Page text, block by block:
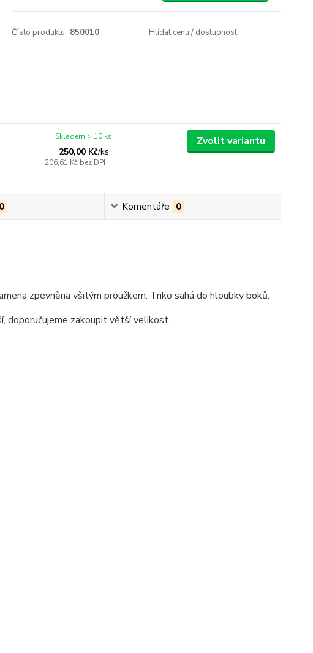
Číslo produktu: 850010 Hlídat cenu / dostupnost
250,00 Kč/ks
206,61 Kč bez DPH
Skladem > 10 ks Zvolit variantu
0 Komentáře 0
zpevněna všitým proužkem. Triko sahá do hloubky boků.
doporučujeme zakoupit větší velikost.